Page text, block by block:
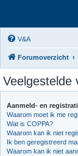
V&A
Forumoverzicht
Veelgestelde
Aanmeld- en
Waarom moet ik me
Wat is COPPA?
Waarom kan ik niet
Ik ben geregistreerd
Waarom kan ik niet